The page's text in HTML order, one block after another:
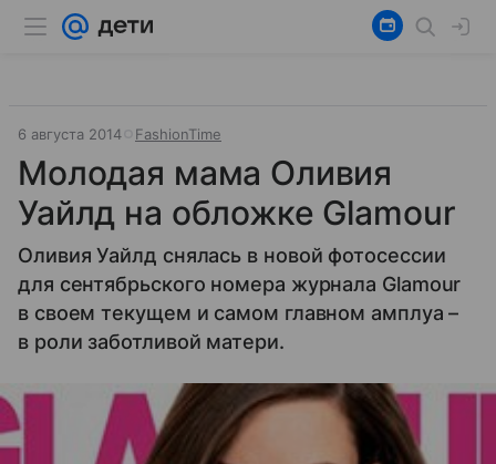
6 августа 2014 FashionTime
Молодая мама Оливия
Уайлд на обложке Glamour
Оливия Уайлд снялась в новой фотосессии
для сентябрьского номера журнала Glamour
в своем текущем и самом главном амплуа –
в роли заботливой матери.